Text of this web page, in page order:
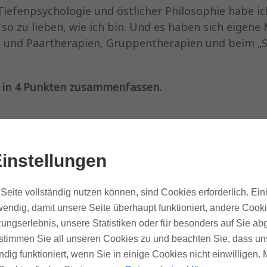
und östlicher Philosophie habe
zu lieben, wie ich bin. Und es haben sich
Paartherapien, Gruppentherapien und beim
4 Punkten zusammenfassen.
sind, wie sie sind?
das sie für immer und ewig da bleiben,
für mich, dass nicht nur meine Eigenarten
und meine verleugneten Anteile
vollständig nutzen können, sind Cookies erforderlich.
damit unsere Seite überhaupt funktioniert, andere
unsere Statistiken oder für besonders auf Sie
Sie all unseren Cookies zu und beachten Sie, dass
funktioniert, wenn Sie in einige Cookies nicht einwilligen.